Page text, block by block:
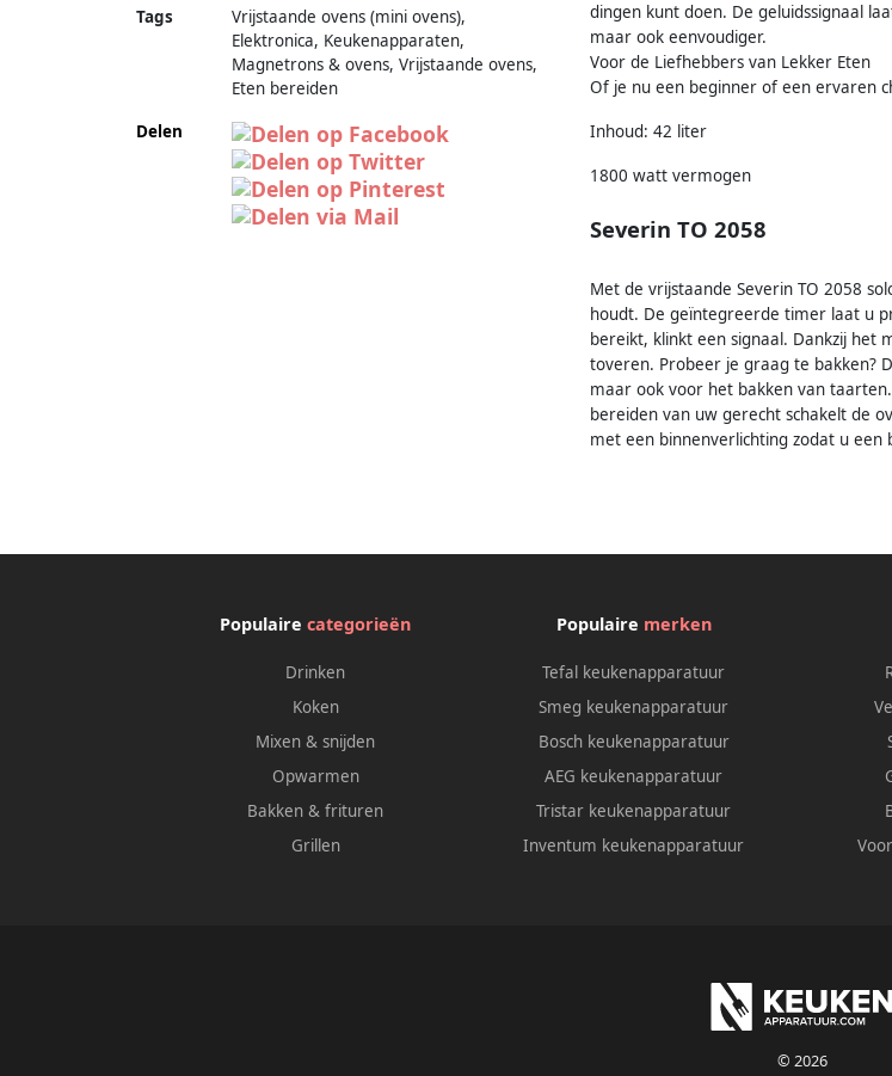
dingen kunt doen. De geluidssignaal
maar ook eenvoudiger.
Voor de Liefhebbers van Lekker Eten
Of je nu een beginner of een ervaren
Inhoud: 42 liter
1800 watt vermogen
Severin TO 2058
Met de vrijstaande Severin TO 2058
houdt. De geïntegreerde timer laat u
bereikt, klinkt een signaal. Dankzij het
toveren. Probeer je graag te bakken?
maar ook voor het bakken van
bereiden van uw gerecht schakelt de
met een binnenverlichting zodat u een
Tags
Vrijstaande ovens (mini ovens),
Elektronica, Keukenapparaten,
Magnetrons & ovens, Vrijstaande ovens,
Eten bereiden
Delen
Populairecategorieën
Drinken
Koken
Mixen & snijden
Opwarmen
Bakken & frituren
Grillen
Populaire merken
Tefal keukenapparatuur
Smeg keukenapparatuur
Bosch keukenapparatuur
AEG keukenapparatuur
Tristar keukenapparatuur
Inventum keukenapparatuur
© 2026